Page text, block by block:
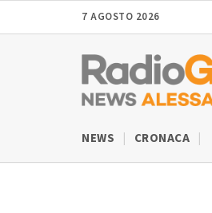
7 AGOSTO 2026
NEWS CRONACA